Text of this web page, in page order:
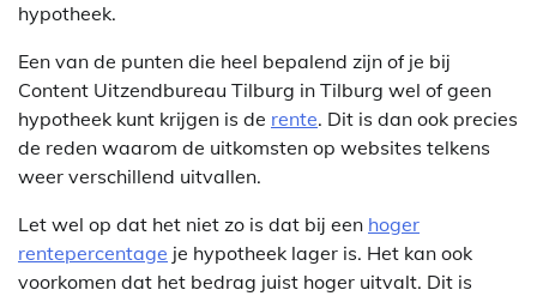
hypotheek.
Een van de punten die heel bepalend zijn of je bij
Content Uitzendbureau Tilburg in Tilburg wel of geen
hypotheek kunt krijgen is de rente. Dit is dan ook precies
de reden waarom de uitkomsten op websites telkens
weer verschillend uitvallen.
Let wel op dat het niet zo is dat bij een hoger
rentepercentage je hypotheek lager is. Het kan ook
voorkomen dat het bedrag juist hoger uitvalt. Dit is